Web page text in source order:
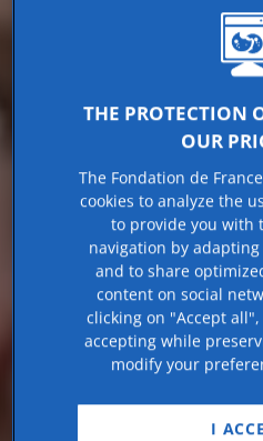
THE PROTECTION
OUR
The Fondation de
cookies to analyze the
to provide you with
navigation by
and to share
content on social
clicking on "Accept
accepting while
modify your
I